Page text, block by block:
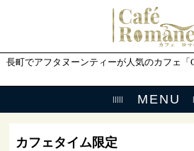
長町でアフタヌーンティーが人気のカフェ「
MENU
カフェタイム限定